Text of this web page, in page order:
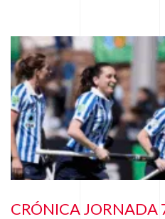
CRÓNICA JORNADA